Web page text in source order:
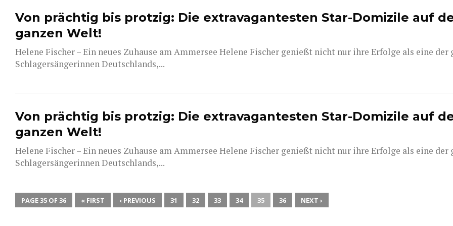
Von prächtig bis protzig: Die extravagantesten Star-Domizile auf
ganzen Welt!
Helene Fischer – Ein neues Zuhause am Ammersee Helene Fischer genießt nicht nur ihre Erfolge als eine der
Schlagersängerinnen Deutschlands,...
Von prächtig bis protzig: Die extravagantesten Star-Domizile auf
ganzen Welt!
Helene Fischer – Ein neues Zuhause am Ammersee Helene Fischer genießt nicht nur ihre Erfolge als eine der
Schlagersängerinnen Deutschlands,...
PAGE 35 OF 36 « FIRST ‹ PREVIOUS 31 32 33 34 35 36 NEXT ›